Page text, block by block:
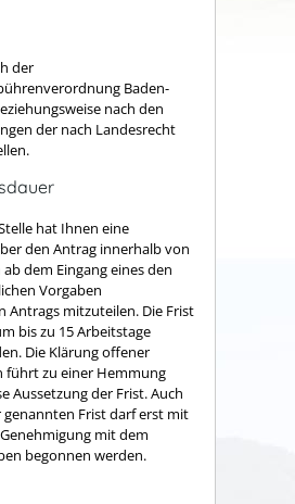
der
Baden-
nach den
der nach Landesrecht
hat Ihnen eine
den Antrag innerhalb von
dem Eingang eines den
Vorgaben
Antrags mitzuteilen. Die Frist
bis zu 15 Arbeitstage
Die Klärung offener
führt zu einer Hemmung
Aussetzung der Frist. Auch
genannten Frist darf erst mit
mit dem
begonnen werden.